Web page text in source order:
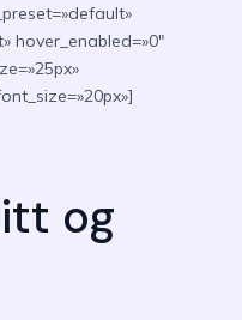
hover_enabled=»0″
og